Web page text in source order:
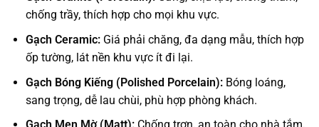
chống trầy, thích hợp cho mọi khu vực.
Gạch Ceramic:Giá phải chăng, đa dạng mẫu, thích hợp
ốp tường, lát nền khu vực ít đi lại.
Gạch Bóng Kiếng (Polished Porcelain):Bóng loáng,
sang trọng, dễ lau chùi, phù hợp phòng khách.